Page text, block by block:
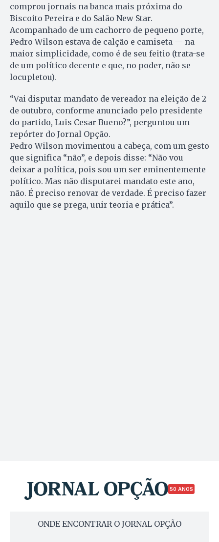
comprou jornais na banca mais próxima do
Biscoito Pereira e do Salão New Star.
Acompanhado de um cachorro de pequeno porte,
Pedro Wilson estava de calção e camiseta — na
maior simplicidade, como é de seu feitio (trata-se
de um político decente e que, no poder, não se
locupletou).
“Vai disputar mandato de vereador na eleição de 2
de outubro, conforme anunciado pelo presidente
do partido, Luis Cesar Bueno?”, perguntou um
repórter do Jornal Opção.
Pedro Wilson movimentou a cabeça, com um gesto
que significa “não”, e depois disse: “Não vou
deixar a política, pois sou um ser eminentemente
político. Mas não disputarei mandato este ano,
não. É preciso renovar de verdade. É preciso fazer
aquilo que se prega, unir teoria e prática”.
50 ANOS
ONDE ENCONTRAR O JORNAL OPÇÃO